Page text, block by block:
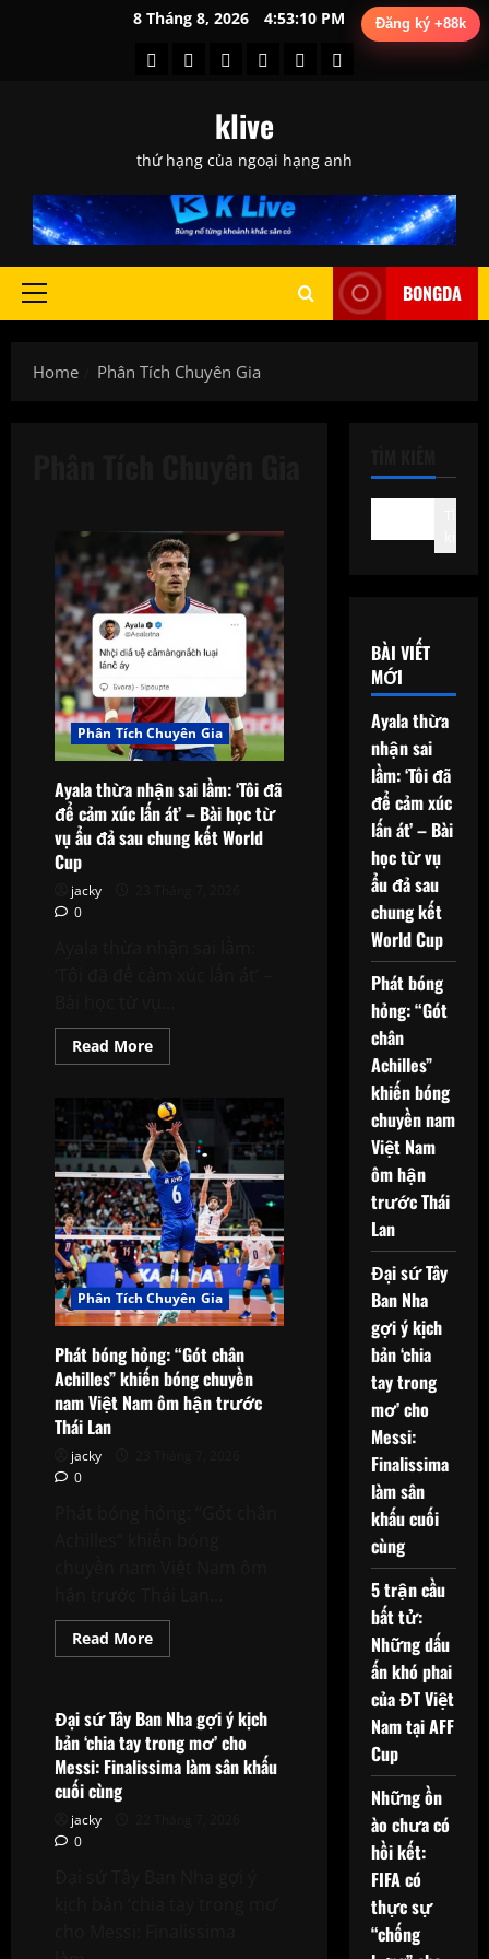
8 Tháng 8, 2026 4:53:11 PM
BXHLịch
Phân
Chuyên
Gia
Tin
Bóng
Đá
Tỷ
trực
đá
klive
thứ hạng của ngoại hạng anh
Primary
BONGDA
Home Phân Tích Chuyên Gia
Phân Tích Chuyên Gia
Ayala thừa nhận sai lầm: ‘Tôi đã
để cảm xúc lấn át’ – Bài học từ
vụ ẩu đả sau chung kết World
Cup
jacky
0
Read MoreRead
more
thừa
nhận
sai
lầm:
‘Tôi
đã
để
cảm
xúc
lấn
át’
–
Bài
học
từ
ẩu
đả
sau
chung
kết
Phân Tích Chuyên Gia
Phát bóng hỏng: “Gót chân
Achilles” khiến bóng chuyền
nam Việt Nam ôm hận trước
Thái Lan
jacky
0
Read MoreRead
more
hỏng:
“Gót
chân
Achilles”
khiến
Phân Tích Chuyên Gia
Đại sứ Tây Ban Nha gợi ý kịch
bản ‘chia tay trong mơ’ cho
Messi: Finalissima làm sân khấu
cuối cùng
jacky
0
BÀI VIẾT
MỚI
Ayala thừa
nhận sai
lầm: ‘Tôi đã
để cảm xúc
lấn át’ – Bài
học từ vụ
ẩu đả sau
chung kết
World Cup
Phát bóng
hỏng: “Gót
chân
Achilles”
khiến bóng
chuyền nam
Việt Nam
ôm hận
trước Thái
Lan
Đại sứ Tây
Ban Nha
gợi ý kịch
bản ‘chia
tay trong
mơ’ cho
Messi:
Finalissima
làm sân
khấu cuối
cùng
5 trận cầu
bất tử:
Những dấu
ấn khó phai
của ĐT Việt
Nam tại AFF
Cup
Những ồn
ào chưa có
hồi kết:
FIFA có
thực sự
“chống
Đăng ký +88k